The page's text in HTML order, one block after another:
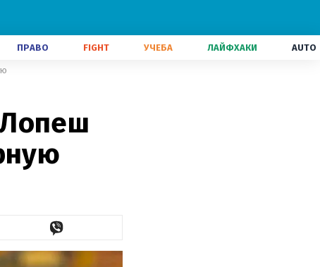
ПРАВО FIGHT УЧЕБА ЛАЙФХАКИ AUTO